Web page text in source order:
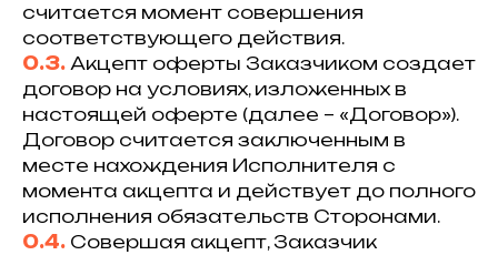
считается момент совершения
соответствующего действия.
0.3. Акцепт оферты Заказчиком создает
договор на условиях, изложенных в
настоящей оферте (далее – «Договор»).
Договор считается заключенным в
месте нахождения Исполнителя с
момента акцепта и действует до полного
исполнения обязательств Сторонами.
0.4. Совершая акцепт, Заказчик